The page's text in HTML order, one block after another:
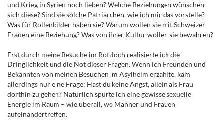
und Krieg in Syrien noch lieben? Welche Beziehungen wünschen
sich diese? Sind sie solche Patriarchen, wie ich mir das vorstelle?
Was für Rollenbilder haben sie? Warum wollen sie mit Schweizer
Frauen eine Beziehung? Was von ihrer Kultur wollen sie bewahren?
Erst durch meine Besuche im Rotzloch realisierte ich die
Dringlichkeit und die Not dieser Fragen. Wenn ich Freunden und
Bekannten von meinen Besuchen im Asylheim erzählte, kam
allerdings nur eine Frage: Hast du keine Angst, allein als Frau
dorthin zu gehen? Natürlich spürte ich eine gewisse sexuelle
Energie im Raum – wie überall, wo Männer und Frauen
aufeinandertreffen.